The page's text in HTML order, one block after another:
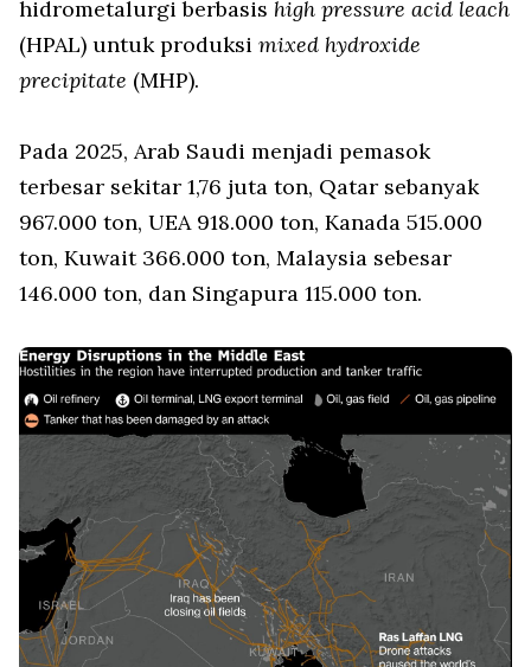
hidrometalurgi berbasis high pressure acid leach
(HPAL) untuk produksi mixed hydroxide
precipitate (MHP).
Pada 2025, Arab Saudi menjadi pemasok
terbesar sekitar 1,76 juta ton, Qatar sebanyak
967.000 ton, UEA 918.000 ton, Kanada 515.000
ton, Kuwait 366.000 ton, Malaysia sebesar
146.000 ton, dan Singapura 115.000 ton.